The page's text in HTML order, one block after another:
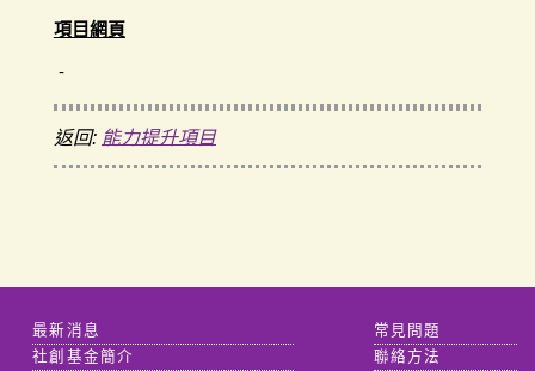
項目網頁
-
返回: 能力提升項目
最新消息
社創基金簡介
常見問題
聯絡方法